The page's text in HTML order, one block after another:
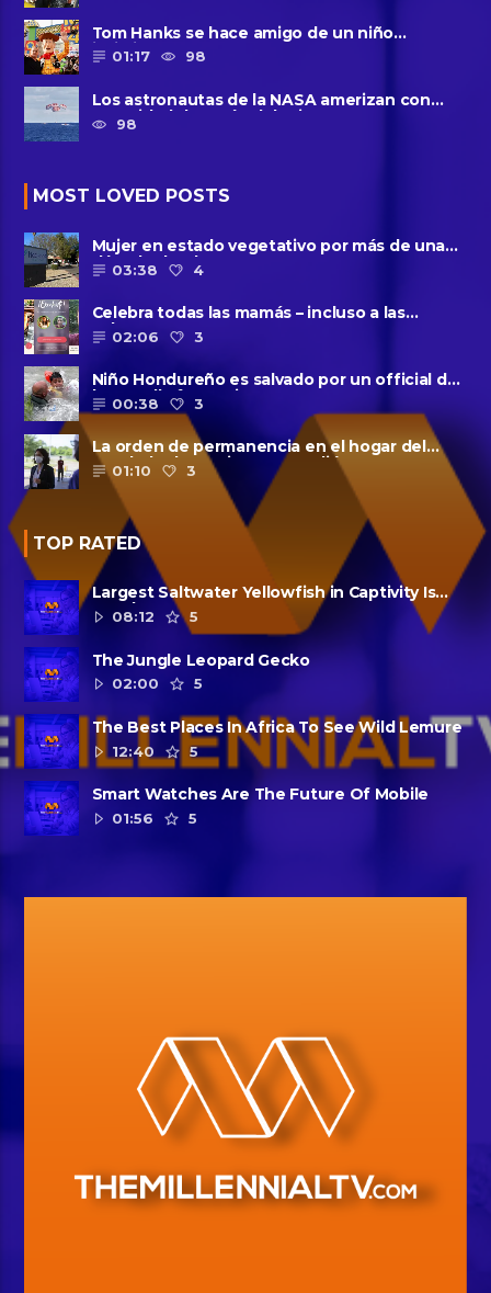
Tom Hanks se hace amigo de un niño
intimidado de 8 años llamado ......
01:17 98
Los astronautas de la NASA amerizan con
seguridad después del primer ......
98
MOST LOVED POSTS
Mujer en estado vegetativo por más de una
década da a luz en un ......
03:38 4
Celebra todas las mamás – incluso a las
solteras – con ......
02:06 3
Niño Hondureño es salvado por un official de
la patrulla fronteriza
00:38 3
La orden de permanencia en el hogar del
condado de Harris se extendió......
01:10 3
TOP RATED
Largest Saltwater Yellowfish in Captivity Is
Dead
08:12 5
The Jungle Leopard Gecko
02:00
5
The Best Places In Africa To See Wild Lemure
12:40
5
Smart Watches Are The Future Of Mobile
01:56
5